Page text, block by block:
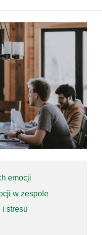
emocji
w zespole
i stresu